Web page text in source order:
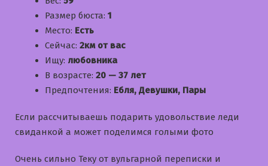
Размер бюста: 1
Место: Есть
Сейчас: 2км от вас
Ищу: любовника
В возрасте: 20 — 37 лет
Предпочтения: Ебля, Девушки, Пары
Если рассчитываешь подарить удовольствие леди
свиданкой а может поделимся голыми фото
Очень сильно Теку от вульгарной переписки и